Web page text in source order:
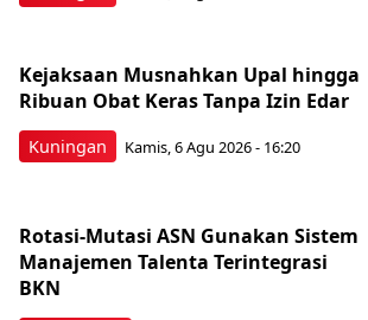
Kuningan
Kejaksaan Musnahkan Upal hingga
Ribuan Obat Keras Tanpa Izin Edar
Kamis, 6 Agu 2026 - 16:20
Rotasi-Mutasi ASN Gunakan Sistem
Manajemen Talenta Terintegrasi
BKN